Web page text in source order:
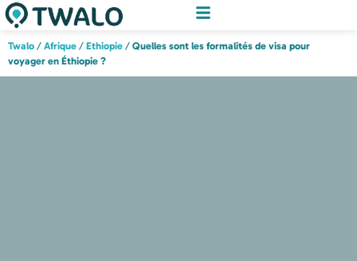
Twalo / Afrique / Ethiopie / Quelles sont les formalités de visa pour
voyager en Éthiopie ?